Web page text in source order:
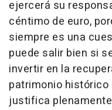
ejercerá su
céntimo de euro,
siempre es una
puede salir bien si
invertir en la
patrimonio
justifica